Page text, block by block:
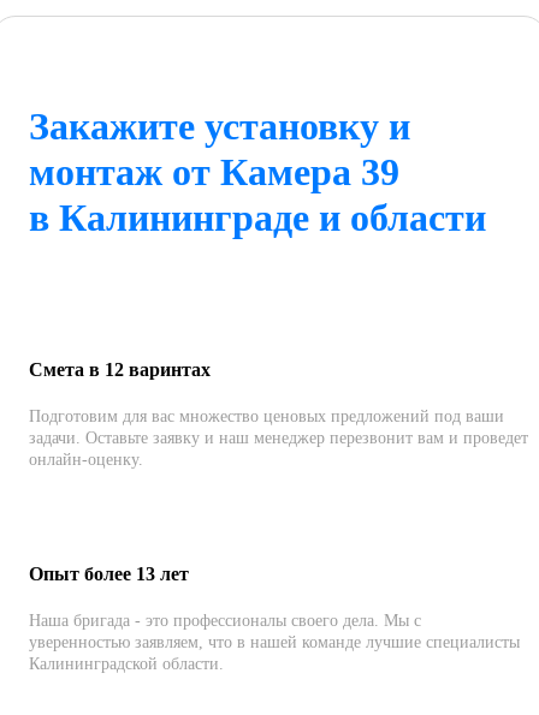
Закажите установку и
монтаж от Камера 39
в Калининграде и области
Смета в 12 варинтах
Подготовим для вас множество ценовых предложений под ваши
задачи. Оставьте заявку и наш менеджер перезвонит вам и проведет
онлайн-оценку.
Опыт более 13 лет
Наша бригада - это профессионалы своего дела. Мы с
уверенностью заявляем, что в нашей команде лучшие специалисты
Калининградской области.